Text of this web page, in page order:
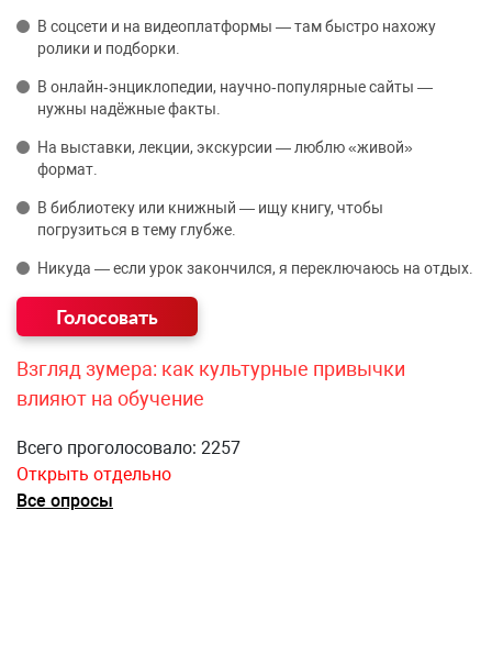
В соцсети и на видеоплатформы — там быстро нахожу
ролики и подборки.
В онлайн‑энциклопедии, научно‑популярные сайты —
нужны надёжные факты.
На выставки, лекции, экскурсии — люблю «живой»
формат.
В библиотеку или книжный — ищу книгу, чтобы
погрузиться в тему глубже.
Никуда — если урок закончился, я переключаюсь на отдых.
Взгляд зумера: как культурные привычки
влияют на обучение
Всего проголосовало: 2257
Открыть отдельно
Все опросы